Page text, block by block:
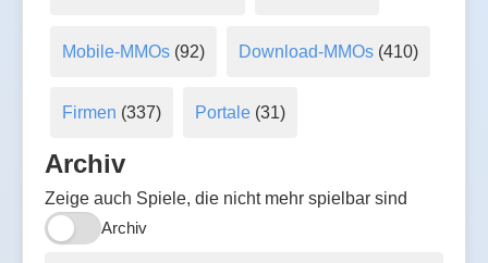
Mobile-MMOs(92) Download-MMOs (410)
Firmen (337) Portale (31)
Archiv
Zeige auch Spiele, die nicht mehr spielbar sind
Archiv